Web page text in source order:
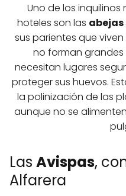
Uno de los
hoteles son las
sus parientes que
no forman
necesitan lugares
proteger sus huevos.
la polinización de las
aunque no se
Las Avispas,
Alfarera